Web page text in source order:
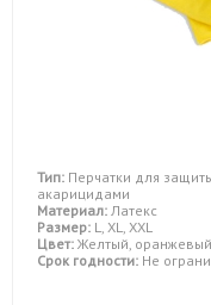
Тип: Перчатки для
акарицидами
Материал: Латекс
Размер: L, XL, XXL
Цвет: Желтый, оранжевый
Срок годности: Не